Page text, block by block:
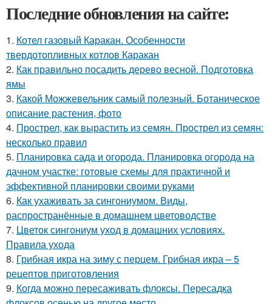
Последние обновления на сайте:
1. Котел газовый Каракан. Особенности
твердотопливных котлов Каракан
2. Как правильно посадить дерево весной. Подготовка
ямы
3. Какой Можжевельник самый полезный. Ботаническое
описание растения, фото
4. Прострел, как вырастить из семян. Прострел из семян:
несколько правил
5. Планировка сада и огорода. Планировка огорода на
дачном участке: готовые схемы для практичной и
эффективной планировки своими руками
6. Как ухаживать за сингониумом. Виды,
распространённые в домашнем цветоводстве
7. Цветок сингониум уход в домашних условиях.
Правила ухода
8. Грибная икра на зиму с перцем. Грибная икра – 5
рецептов приготовления
9. Когда можно пересаживать флоксы. Пересадка